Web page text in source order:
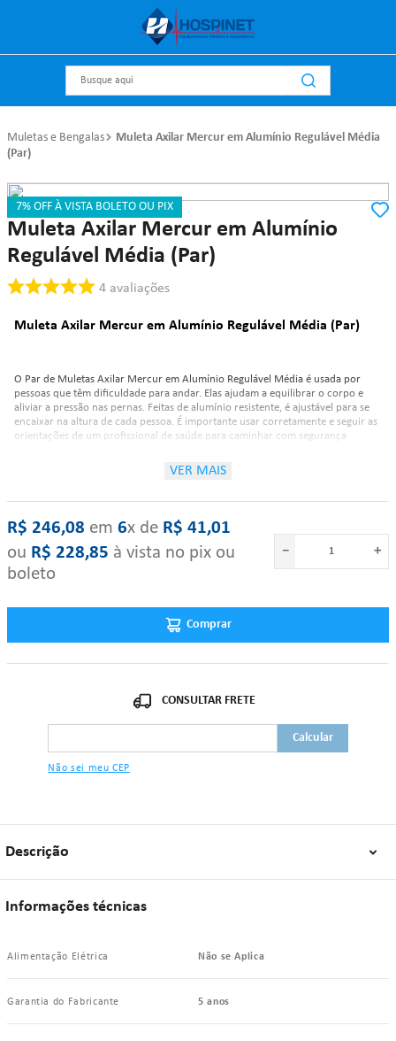
Muletas e Bengalas
Muleta Axilar Mercur em Alumínio Regulável Média
(Par)
7% OFF À VISTA BOLETO OU PIX
Referência :301 mercur
Muleta Axilar Mercur em Alumínio
Regulável Média (Par)
4 avaliações
Muleta Axilar Mercur em Alumínio Regulável Média (Par)
O Par de Muletas Axilar Mercur em Alumínio Regulável Média é usada por
pessoas que têm dificuldade para andar. Elas ajudam a equilibrar o corpo e
aliviar a pressão nas pernas. Feitas de alumínio resistente, é ajustável para se
encaixar na altura de cada pessoa. É importante usar corretamente e seguir as
orientações de um profissional de saúde para caminhar com segurança
Características:
Fabricada em alumínio anodizado, que lhe confere leveza e resistência;
A muleta possui nove níveis de ajuste de altura inferior reguláveis
Contém apoio de mão em material confortável;
Sistema interno para redução de ruído e ponteira de borracha com
Resistência: 130 kg.
"Se algum dos itens acima estiver danificado ou faltando, por favor nos
contate."
VER MAIS
R$ 246,08 ‎ em‎ ‎ 6x de‎ ‎ R$ 41,01
ou R$ 228,85 à vista no pix ou
boleto
＋
－
Comprar
Não sei meu CEP
Descrição
Informações técnicas
Alimentação Elétrica Não se Aplica
Garantia do Fabricante 5 anos